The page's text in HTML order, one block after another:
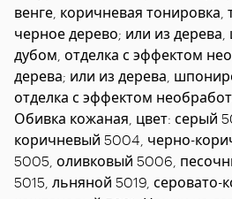
венге, коричневая тонировка,
черное дерево; или из
дубом, отделка с эффектом
дерева; или из дерева,
отделка с эффектом
Обивка кожаная, цвет: серый
коричневый 5004, черно-
5005, оливковый 5006,
5015, льняной 5019, серовато-